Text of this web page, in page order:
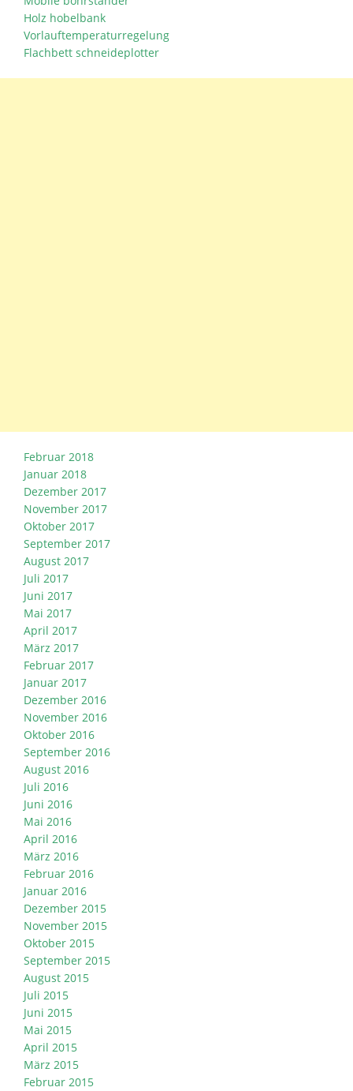
Holz hobelbank
Vorlauftemperaturregelung
Flachbett schneideplotter
Februar 2018
Januar 2018
Dezember 2017
November 2017
Oktober 2017
September 2017
August 2017
Juli 2017
Juni 2017
Mai 2017
April 2017
März 2017
Februar 2017
Januar 2017
Dezember 2016
November 2016
Oktober 2016
September 2016
August 2016
Juli 2016
Juni 2016
Mai 2016
April 2016
März 2016
Februar 2016
Januar 2016
Dezember 2015
November 2015
Oktober 2015
September 2015
August 2015
Juli 2015
Juni 2015
Mai 2015
April 2015
März 2015
Februar 2015